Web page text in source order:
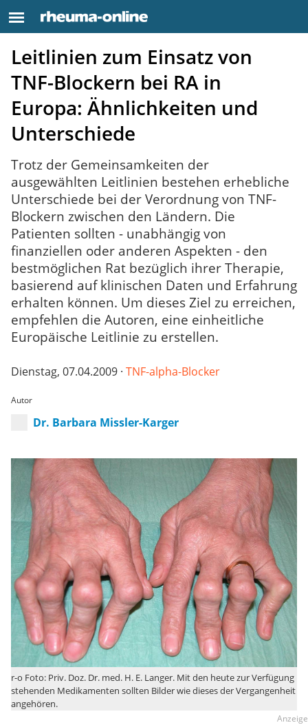
Leitlinien zum Einsatz von
TNF-Blockern bei RA in
Europa: Ähnlichkeiten und
Unterschiede
Trotz der Gemeinsamkeiten der
ausgewählten Leitlinien bestehen erhebliche
Unterschiede bei der Verordnung von TNF-
Blockern zwischen den Ländern. Die
Patienten sollten - unabhängig von
finanziellen oder anderen Aspekten - den
bestmöglichen Rat bezüglich ihrer Therapie,
basierend auf klinischen Daten und Erfahrung
erhalten können. Um dieses Ziel zu erreichen,
empfehlen die Autoren, eine einheitliche
Europäische Leitlinie zu erstellen.
Dienstag, 07.04.2009 · TNF-alpha-Blocker
Autor
Dr. Barbara Missler-Karger
r-o Foto: Priv. Doz. Dr. med. H. E. Langer. Mit den heute zur Verfügung
stehenden Medikamenten sollten Bilder wie dieses der Vergangenheit
angehören.